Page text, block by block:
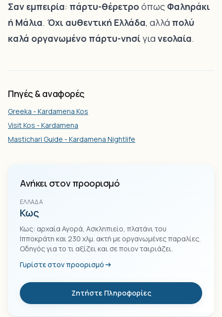
Σαν εμπειρία: πάρτυ-θέρετρο όπως Φαληράκι
ή Μάλια. Όχι αυθεντική Ελλάδα, αλλά πολύ
καλά οργανωμένο πάρτυ-νησί για νεολαία.
Πηγές & αναφορές
Greeka - Kardamena Kos
Visit Kos - Kardamena
Mastichari Guide - Kardamena Nightlife
Ανήκει στον προορισμό
ΕΛΛΆΔΑ
Κως
Κως: αρχαία Αγορά, Ασκληπιείο, πλατάνι του
Ιπποκράτη και 230 χλμ. ακτή με οργανωμένες παραλίες.
Οδηγός για το τι αξίζει και σε ποιον ταιριάζει.
Γυρίστε στον προορισμό
Ζητήστε Πληροφορίες